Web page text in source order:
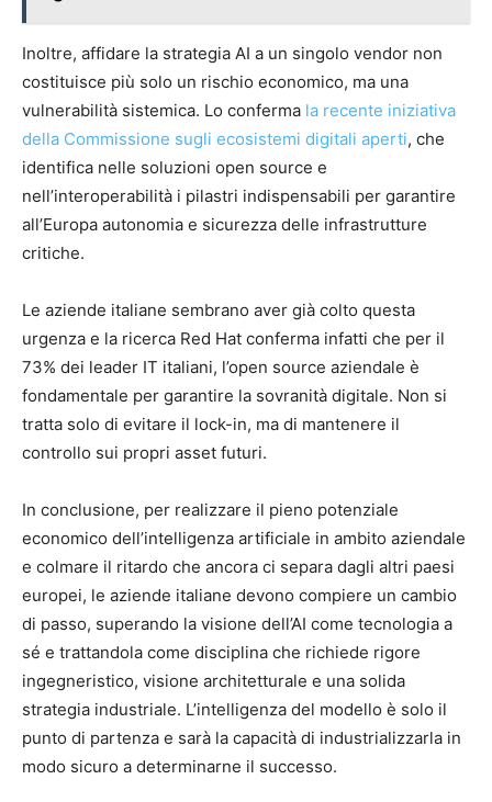
Inoltre, affidare la strategia AI a un singolo vendor non
costituisce più solo un rischio economico, ma una
vulnerabilità sistemica. Lo conferma la recente iniziativa
della Commissione sugli ecosistemi digitali aperti, che
identifica nelle soluzioni open source e
nell’interoperabilità i pilastri indispensabili per garantire
all’Europa autonomia e sicurezza delle infrastrutture
critiche.
Le aziende italiane sembrano aver già colto questa
urgenza e la ricerca Red Hat conferma infatti che per il
73% dei leader IT italiani, l’open source aziendale è
fondamentale per garantire la sovranità digitale. Non si
tratta solo di evitare il lock-in, ma di mantenere il
controllo sui propri asset futuri.
In conclusione, per realizzare il pieno potenziale
economico dell’intelligenza artificiale in ambito aziendale
e colmare il ritardo che ancora ci separa dagli altri paesi
europei, le aziende italiane devono compiere un cambio
di passo, superando la visione dell’AI come tecnologia a
sé e trattandola come disciplina che richiede rigore
ingegneristico, visione architetturale e una solida
strategia industriale. L’intelligenza del modello è solo il
punto di partenza e sarà la capacità di industrializzarla in
modo sicuro a determinarne il successo.